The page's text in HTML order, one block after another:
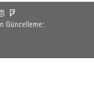
Güncelleme: